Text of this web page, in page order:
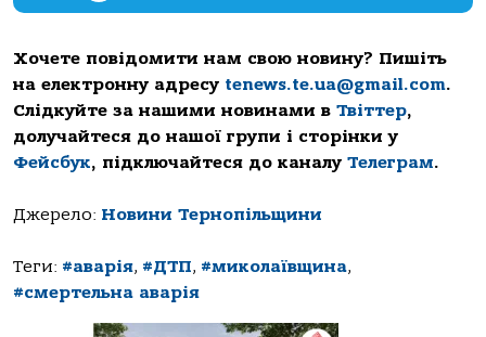
Хочете повідомити нам свою новину? Пишіть
на електронну адресу tenews.te.ua@gmail.com.
Слідкуйте за нашими новинами в Твіттер,
долучайтеся до нашої групи і сторінки у
Фейсбук, підключайтеся до каналу Телеграм.
Джерело: Новини Тернопільщини
Теги: #аварія, #ДТП, #миколаївщина,
#смертельна аварія